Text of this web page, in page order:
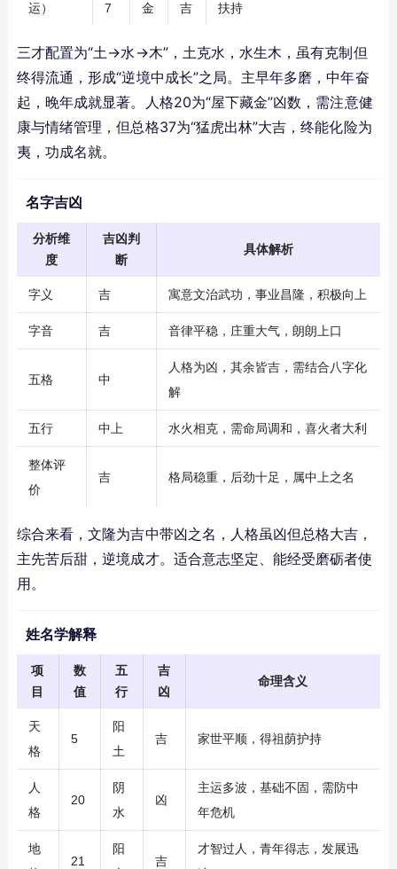
运）
7
金
吉
扶持
三才配置为“土→水→木”，土克水，水生木，虽有克制但
终得流通，形成“逆境中成长”之局。主早年多磨，中年奋
起，晚年成就显著。人格20为“屋下藏金”凶数，需注意健
康与情绪管理，但总格37为“猛虎出林”大吉，终能化险为
夷，功成名就。
名字吉凶
分析维
度
吉凶判
断
具体解析
字义 吉 寓意文治武功，事业昌隆，积极向上
字音 吉 音律平稳，庄重大气，朗朗上口
五格 中
人格为凶，其余皆吉，需结合八字化
解
五行 中上 水火相克，需命局调和，喜火者大利
整体评
价
吉 格局稳重，后劲十足，属中上之名
综合来看，文隆为吉中带凶之名，人格虽凶但总格大吉，
主先苦后甜，逆境成才。适合意志坚定、能经受磨砺者使
用。
姓名学解释
项
目
数
值
五
行
吉
凶
命理含义
天
格
5
阳
土
吉 家世平顺，得祖荫护持
人
格
20
阴
水
凶
主运多波，基础不固，需防中
年危机
地
21
阳
吉
才智过人，青年得志，发展迅